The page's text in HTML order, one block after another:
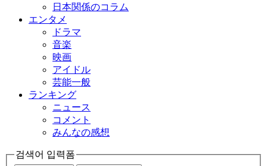
日本関係のコラム
エンタメ
ドラマ
音楽
映画
アイドル
芸能一般
ランキング
ニュース
コメント
みんなの感想
검색어 입력폼